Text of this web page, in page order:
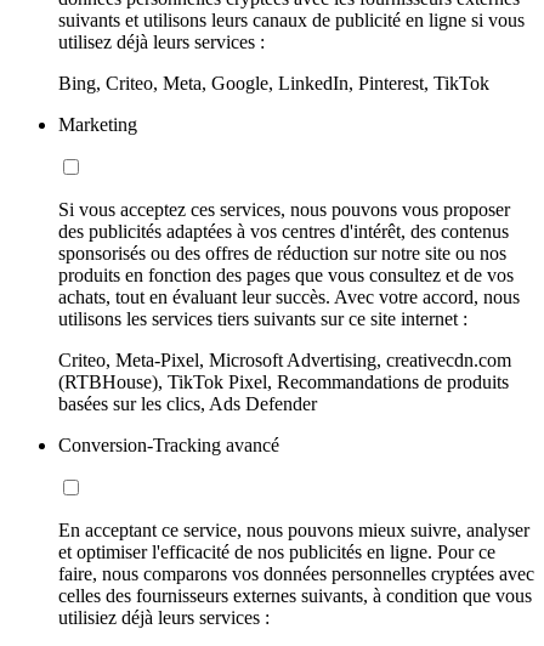
suivants et utilisons leurs canaux de publicité en ligne si vous
utilisez déjà leurs services :
Bing, Criteo, Meta, Google, LinkedIn, Pinterest, TikTok
Marketing
Si vous acceptez ces services, nous pouvons vous proposer
des publicités adaptées à vos centres d'intérêt, des contenus
sponsorisés ou des offres de réduction sur notre site ou nos
produits en fonction des pages que vous consultez et de vos
achats, tout en évaluant leur succès. Avec votre accord, nous
utilisons les services tiers suivants sur ce site internet :
Criteo, Meta-Pixel, Microsoft Advertising, creativecdn.com
(RTBHouse), TikTok Pixel, Recommandations de produits
basées sur les clics, Ads Defender
Conversion-Tracking avancé
En acceptant ce service, nous pouvons mieux suivre, analyser
et optimiser l'efficacité de nos publicités en ligne. Pour ce
faire, nous comparons vos données personnelles cryptées avec
celles des fournisseurs externes suivants, à condition que vous
utilisiez déjà leurs services :